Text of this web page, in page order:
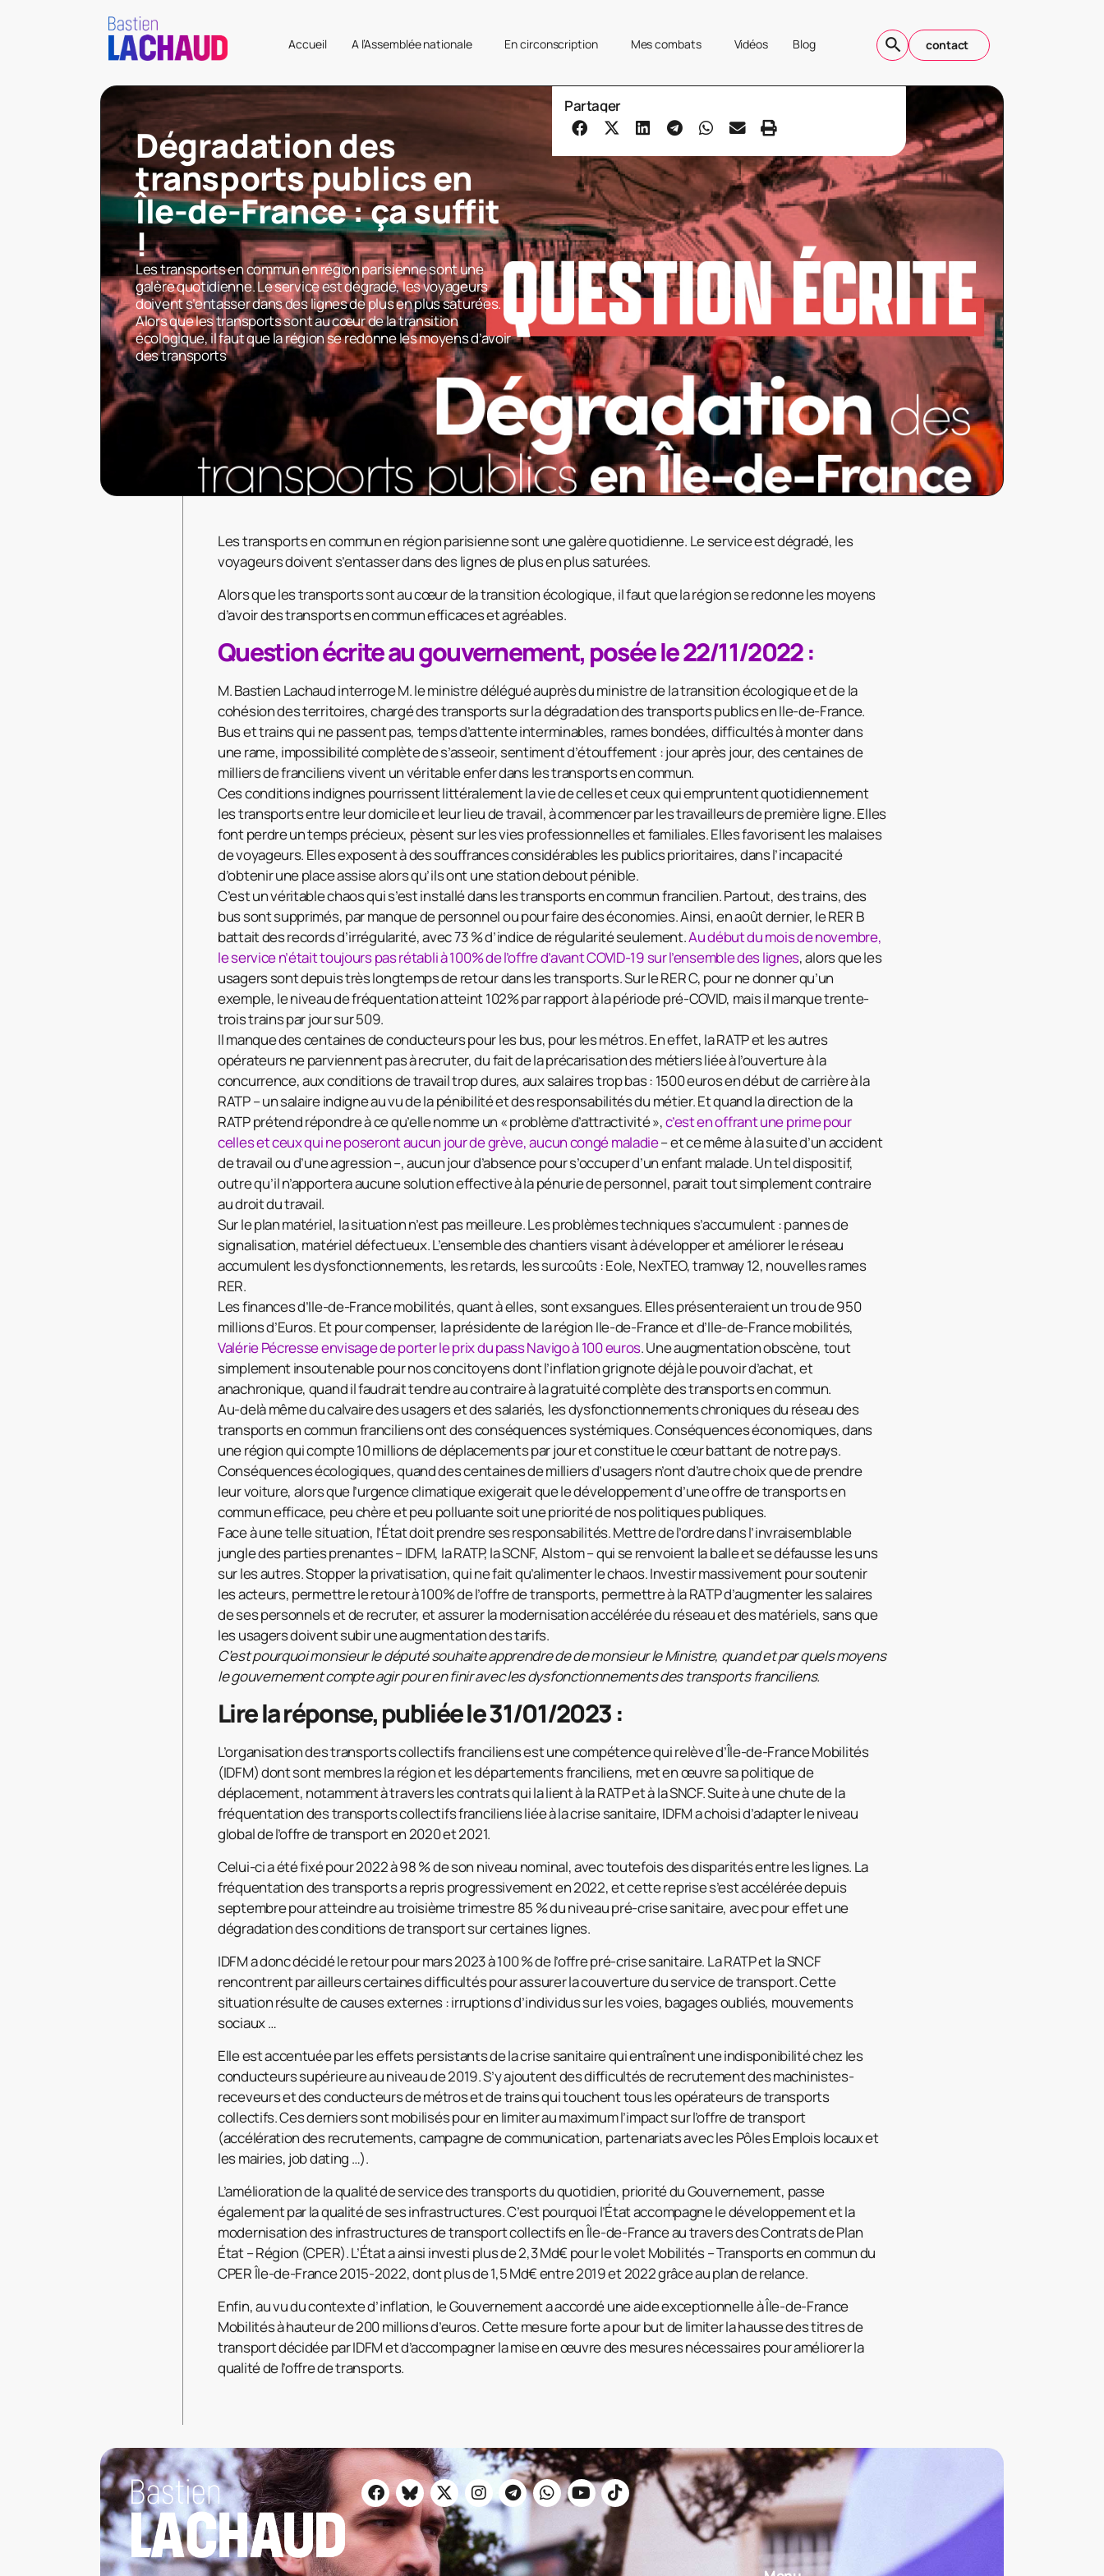
Accueil A l’Assemblée nationale En circonscription Mes combats Vidéos Blog contact
Dégradation des
transports publics en
Île-de-France : ça suffit
!
Les transports en commun en région parisienne sont une
galère quotidienne. Le service est dégradé, les voyageurs
doivent s’entasser dans des lignes de plus en plus saturées.
Alors que les transports sont au cœur de la transition
écologique, il faut que la région se redonne les moyens d’avoir
des transports
Partager
Les transports en commun en région parisienne sont une galère quotidienne. Le service est dégradé, les
voyageurs doivent s’entasser dans des lignes de plus en plus saturées.
Alors que les transports sont au cœur de la transition écologique, il faut que la région se redonne les moyens
d’avoir des transports en commun efficaces et agréables.
Question écrite au gouvernement, posée le 22/11/2022 :
M. Bastien Lachaud interroge M. le ministre délégué auprès du ministre de la transition écologique et de la
cohésion des territoires, chargé des transports sur la dégradation des transports publics en Ile-de-France.
Bus et trains qui ne passent pas, temps d’attente interminables, rames bondées, difficultés à monter dans
une rame, impossibilité complète de s’asseoir, sentiment d’étouffement : jour après jour, des centaines de
milliers de franciliens vivent un véritable enfer dans les transports en commun.
Ces conditions indignes pourrissent littéralement la vie de celles et ceux qui empruntent quotidiennement
les transports entre leur domicile et leur lieu de travail, à commencer par les travailleurs de première ligne. Elles
font perdre un temps précieux, pèsent sur les vies professionnelles et familiales. Elles favorisent les malaises
de voyageurs. Elles exposent à des souffrances considérables les publics prioritaires, dans l’incapacité
d’obtenir une place assise alors qu’ils ont une station debout pénible.
C’est un véritable chaos qui s’est installé dans les transports en commun francilien. Partout, des trains, des
bus sont supprimés, par manque de personnel ou pour faire des économies. Ainsi, en août dernier, le RER B
battait des records d’irrégularité, avec 73 % d’indice de régularité seulement.Au début du mois de novembre,
le service n’était toujours pas rétabli à 100% de l’offre d’avant COVID-19 sur l’ensemble des lignes, alors que les
usagers sont depuis très longtemps de retour dans les transports. Sur le RER C, pour ne donner qu’un
exemple, le niveau de fréquentation atteint 102% par rapport à la période pré-COVID, mais il manque trente-
trois trains par jour sur 509.
Il manque des centaines de conducteurs pour les bus, pour les métros. En effet, la RATP et les autres
opérateurs ne parviennent pas à recruter, du fait de la précarisation des métiers liée à l’ouverture à la
concurrence, aux conditions de travail trop dures, aux salaires trop bas : 1500 euros en début de carrière à la
RATP – un salaire indigne au vu de la pénibilité et des responsabilités du métier. Et quand la direction de la
RATP prétend répondre à ce qu’elle nomme un « problème d’attractivité »,c’est en offrant une prime pour
celles et ceux qui ne poseront aucun jour de grève, aucun congé maladie– et ce même à la suite d’un accident
de travail ou d’une agression –, aucun jour d’absence pour s’occuper d’un enfant malade. Un tel dispositif,
outre qu’il n’apportera aucune solution effective à la pénurie de personnel, parait tout simplement contraire
au droit du travail.
Sur le plan matériel, la situation n’est pas meilleure. Les problèmes techniques s’accumulent : pannes de
signalisation, matériel défectueux. L’ensemble des chantiers visant à développer et améliorer le réseau
accumulent les dysfonctionnements, les retards, les surcoûts : Eole, NexTEO, tramway 12, nouvelles rames
RER.
Les finances d’Ile-de-France mobilités, quant à elles, sont exsangues. Elles présenteraient un trou de 950
millions d’Euros. Et pour compenser, la présidente de la région Ile-de-France et d’Ile-de-France mobilités,
Valérie Pécresse envisage de porter le prix du pass Navigo à 100 euros. Une augmentation obscène, tout
simplement insoutenable pour nos concitoyens dont l’inflation grignote déjà le pouvoir d’achat, et
anachronique, quand il faudrait tendre au contraire à la gratuité complète des transports en commun.
Au-delà même du calvaire des usagers et des salariés, les dysfonctionnements chroniques du réseau des
transports en commun franciliens ont des conséquences systémiques. Conséquences économiques, dans
une région qui compte 10 millions de déplacements par jour et constitue le cœur battant de notre pays.
Conséquences écologiques, quand des centaines de milliers d’usagers n’ont d’autre choix que de prendre
leur voiture, alors que l’urgence climatique exigerait que le développement d’une offre de transports en
commun efficace, peu chère et peu polluante soit une priorité de nos politiques publiques.
Face à une telle situation, l’État doit prendre ses responsabilités. Mettre de l’ordre dans l’invraisemblable
jungle des parties prenantes – IDFM, la RATP, la SCNF, Alstom – qui se renvoient la balle et se défausse les uns
sur les autres. Stopper la privatisation, qui ne fait qu’alimenter le chaos. Investir massivement pour soutenir
les acteurs, permettre le retour à 100% de l’offre de transports, permettre à la RATP d’augmenter les salaires
de ses personnels et de recruter, et assurer la modernisation accélérée du réseau et des matériels, sans que
les usagers doivent subir une augmentation des tarifs.
C’est pourquoi monsieur le député souhaite apprendre de de monsieur le Ministre, quand et par quels moyens
le gouvernement compte agir pour en finir avec les dysfonctionnements des transports franciliens.
Lire la réponse, publiée le 31/01/2023 :
L’organisation des transports collectifs franciliens est une compétence qui relève d’Île-de-France Mobilités
(IDFM) dont sont membres la région et les départements franciliens, met en œuvre sa politique de
déplacement, notamment à travers les contrats qui la lient à la RATP et à la SNCF. Suite à une chute de la
fréquentation des transports collectifs franciliens liée à la crise sanitaire, IDFM a choisi d’adapter le niveau
global de l’offre de transport en 2020 et 2021.
Celui-ci a été fixé pour 2022 à 98 % de son niveau nominal, avec toutefois des disparités entre les lignes. La
fréquentation des transports a repris progressivement en 2022, et cette reprise s’est accélérée depuis
septembre pour atteindre au troisième trimestre 85 % du niveau pré-crise sanitaire, avec pour effet une
dégradation des conditions de transport sur certaines lignes.
IDFM a donc décidé le retour pour mars 2023 à 100 % de l’offre pré-crise sanitaire. La RATP et la SNCF
rencontrent par ailleurs certaines difficultés pour assurer la couverture du service de transport. Cette
situation résulte de causes externes : irruptions d’individus sur les voies, bagages oubliés, mouvements
sociaux …
Elle est accentuée par les effets persistants de la crise sanitaire qui entraînent une indisponibilité chez les
conducteurs supérieure au niveau de 2019. S’y ajoutent des difficultés de recrutement des machinistes-
receveurs et des conducteurs de métros et de trains qui touchent tous les opérateurs de transports
collectifs. Ces derniers sont mobilisés pour en limiter au maximum l’impact sur l’offre de transport
(accélération des recrutements, campagne de communication, partenariats avec les Pôles Emplois locaux et
les mairies, job dating …).
L’amélioration de la qualité de service des transports du quotidien, priorité du Gouvernement, passe
également par la qualité de ses infrastructures. C’est pourquoi l’État accompagne le développement et la
modernisation des infrastructures de transport collectifs en Île-de-France au travers des Contrats de Plan
État – Région (CPER). L’État a ainsi investi plus de 2,3 Md€ pour le volet Mobilités – Transports en commun du
CPER Île-de-France 2015-2022, dont plus de 1,5 Md€ entre 2019 et 2022 grâce au plan de relance.
Enfin, au vu du contexte d’inflation, le Gouvernement a accordé une aide exceptionnelle à Île-de-France
Mobilités à hauteur de 200 millions d’euros. Cette mesure forte a pour but de limiter la hausse des titres de
transport décidée par IDFM et d’accompagner la mise en œuvre des mesures nécessaires pour améliorer la
qualité de l’offre de transports.